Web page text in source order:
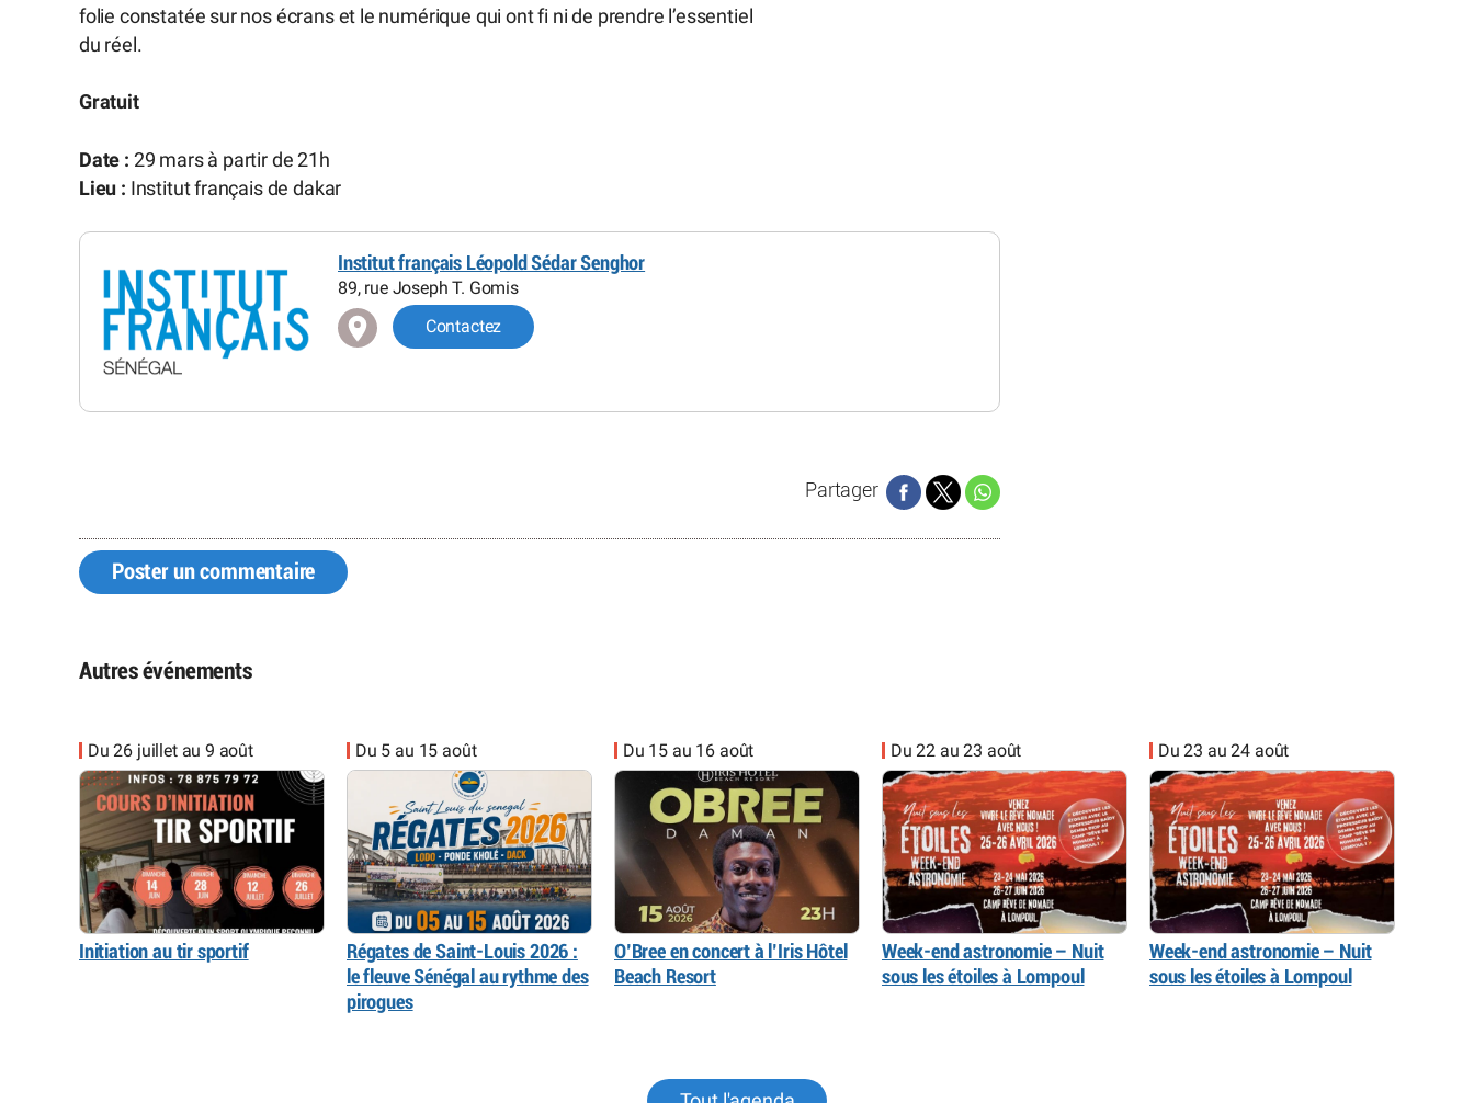
folie constatée sur nos écrans et le numérique qui ont fi ni de prendre l’essentiel
du réel.
Gratuit
Date : 29 mars à partir de 21h
Lieu : Institut français de dakar
Institut français Léopold Sédar Senghor
89, rue Joseph T. Gomis
Contactez
Partager
Poster un commentaire
Autres événements
Du 26 juillet au 9 août
Initiation au tir sportif
Du 5 au 15 août
Régates de Saint-Louis 2026 :
le fleuve Sénégal au rythme des
pirogues
Du 15 au 16 août
O’Bree en concert à l’Iris Hôtel
Beach Resort
Du 22 au 23 août
Week-end astronomie – Nuit
sous les étoiles à Lompoul
Du 23 au 24 août
Week-end astronomie – Nuit
sous les étoiles à Lompoul